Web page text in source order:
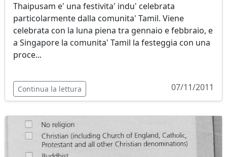
Thaipusam e' una festivita' indu' celebrata
particolarmente dalla comunita' Tamil. Viene
celebrata con la luna piena tra gennaio e febbraio, e
a Singapore la comunita' Tamil la festeggia con una
proce...
Continua la lettura 07/11/2011